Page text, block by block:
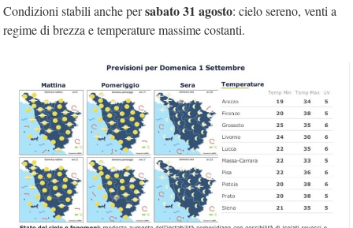
Condizioni stabili anche persabato 31 agosto: cielo sereno, venti a
regime di brezza e temperature massime costanti.